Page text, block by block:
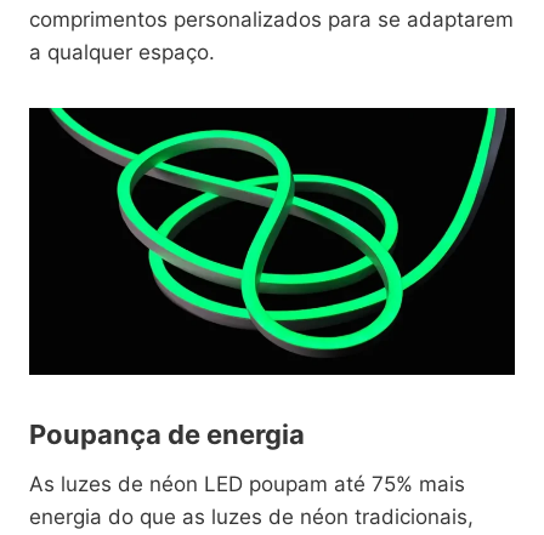
comprimentos personalizados para se adaptarem
a qualquer espaço.
Poupança de energia
As luzes de néon LED poupam até 75% mais
energia do que as luzes de néon tradicionais,